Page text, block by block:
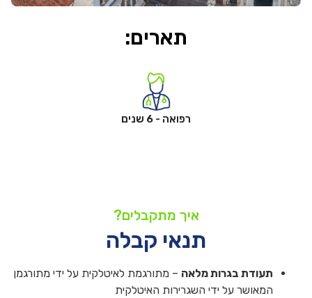
תארים:
רפואה - 6 שנים
איך מתקבלים?
תנאי קבלה
תעודת בגרות מלאה – מתורגמת לאיטלקית על ידי מתורגמן
המאושר על ידי השגרירות האיטלקית